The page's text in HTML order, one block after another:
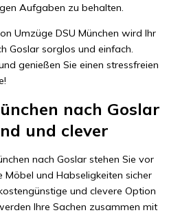
Aufgaben zu behalten.
Umzüge DSU München wird Ihr
Goslar sorglos und einfach.
genießen Sie einen stressfreien
nach Goslar
und clever
nach Goslar stehen Sie vor
Möbel und Habseligkeiten sicher
und clevere Option
Ihre Sachen zusammen mit